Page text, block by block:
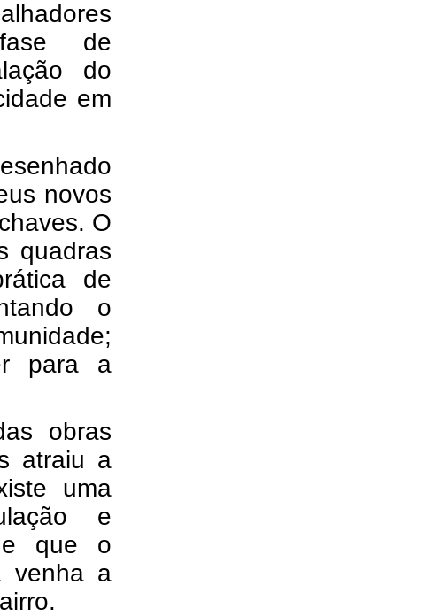
de
do
em
novos
O
quadras
de
o
para a
obras
atraiu a
uma
e
que o
venha a